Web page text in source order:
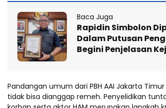
Baca Juga
Rapidin Simbolon
Dalam Putusan
Begini Penjelasan
Pandangan umum dari PBH AAI Jakarta
tidak bisa dianggap remeh. Penyelidikan